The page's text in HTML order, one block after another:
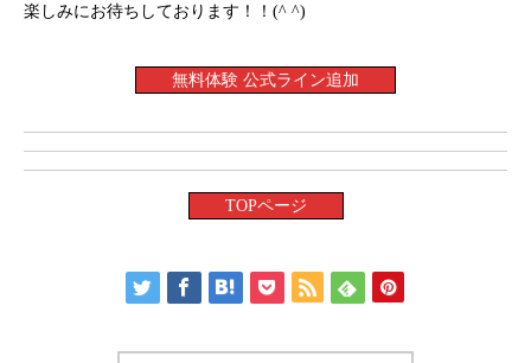
楽しみにお待ちしております！！(^ ^)
無料体験 公式ライン追加
TOPページ